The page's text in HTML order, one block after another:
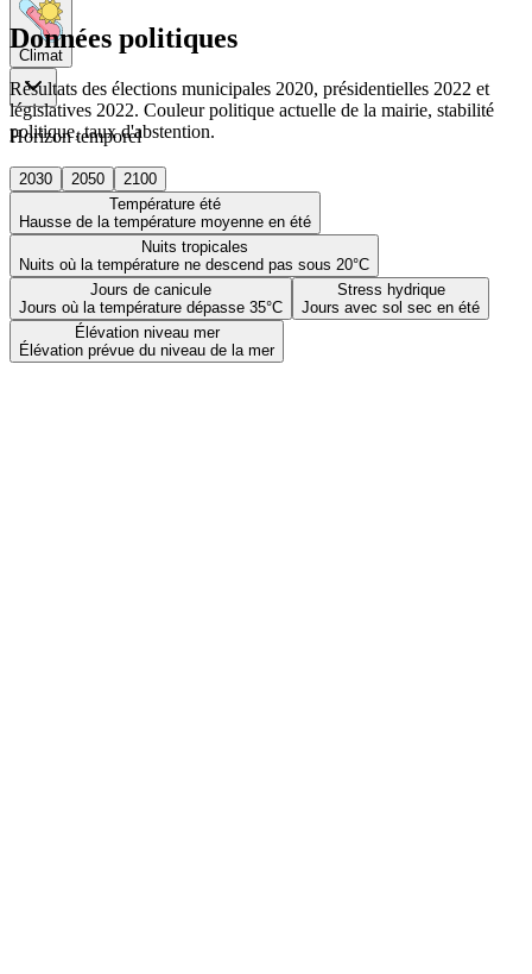
Climat
Horizon temporel
2030 2050
2100
Température été
Hausse de la température moyenne en été
Nuits tropicales
Nuits où la température ne descend pas sous 20°C
Jours de canicule
Jours où la température dépasse 35°C
Stress hydrique
Jours avec sol sec en été
Élévation niveau mer
Élévation prévue du niveau de la mer
Données politiques
Résultats des élections municipales 2020, présidentielles 2022 et
législatives 2022. Couleur politique actuelle de la mairie, stabilité
politique, taux d'abstention.